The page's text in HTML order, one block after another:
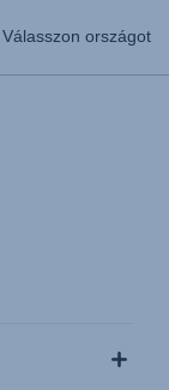
Válasszon országot